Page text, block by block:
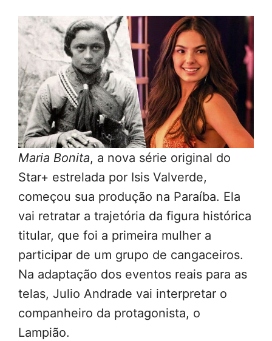
Maria Bonita, a nova série original do
Star+ estrelada por Isis Valverde,
começou sua produção na Paraíba. Ela
vai retratar a trajetória da figura histórica
titular, que foi a primeira mulher a
participar de um grupo de cangaceiros.
Na adaptação dos eventos reais para as
telas, Julio Andrade vai interpretar o
companheiro da protagonista, o
Lampião.